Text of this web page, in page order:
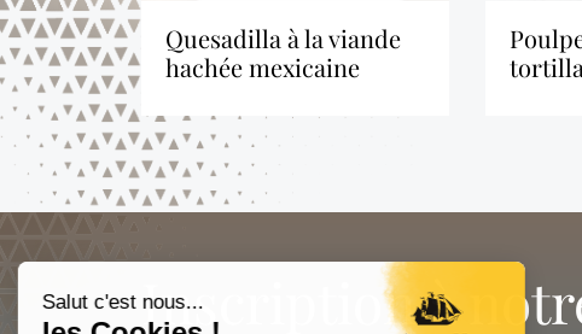
quesadilla à la viande
hachée mexicaine
poulpe avec sauce
tortilla
Inscription à